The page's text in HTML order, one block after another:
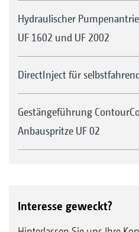
Hydraulischer
UF 1602 und UF 2002
DirectInject für
Gestängeführung
Anbauspritze UF 02
Interesse geweckt?